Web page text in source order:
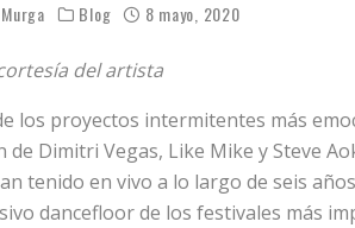
Blog 8 mayo, 2020
del artista
los proyectos intermitentes más
de Dimitri Vegas, Like Mike y Steve
tenido en vivo a lo largo de seis
dancefloor de los festivales más